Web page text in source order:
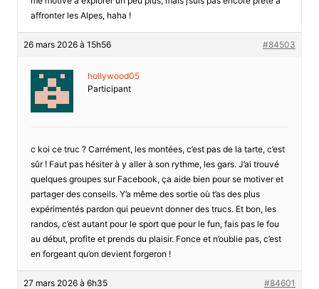
affronter les Alpes, haha !
26 mars 2026 à 15h56 #84503
hollywood05
Participant
c koi ce truc ? Carrément, les montées, c’est pas de la tarte, c’est
sûr ! Faut pas hésiter à y aller à son rythme, les gars. J’ai trouvé
quelques groupes sur Facebook, ça aide bien pour se motiver et
partager des conseils. Y’a même des sortie où t’as des plus
expérimentés pardon qui peuevnt donner des trucs. Et bon, les
randos, c’est autant pour le sport que pour le fun, fais pas le fou
au début, profite et prends du plaisir. Fonce et n’oublie pas, c’est
en forgeant qu’on devient forgeron !
27 mars 2026 à 6h35 #84601